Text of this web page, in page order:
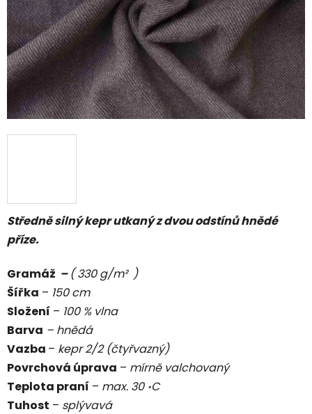
Středně silný kepr utkaný z dvou odstínů hnědé
příze.
Gramáž –( 330 g/m² )
Šířka – 150 cm
Složení – 100 % vlna
Barva – hnědá
Vazba – kepr 2/2 (čtyřvazný)
Povrchová úprava – mírně valchovaný
Teplota praní – max. 30 ॰C
Tuhost – splývavá
hvězdiček.